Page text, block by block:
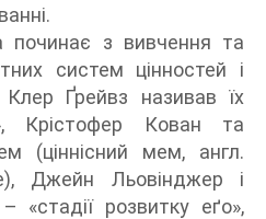
починає з вивчення та
систем цінностей і
Ґрейвз називав їх
Крістофер Кован та
(ціннісний мем, англ.
Джейн Льовінджер і
«стадії розвитку еґо»,